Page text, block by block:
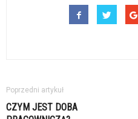
Poprzedni artykuł
CZYM JEST DOBA